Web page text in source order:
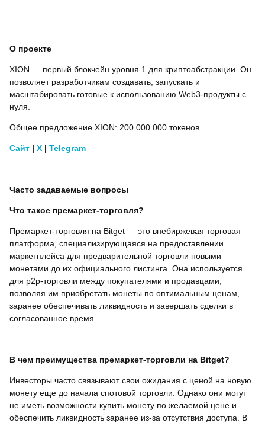
О проекте
XION — первый блокчейн уровня 1 для криптоабстракции. Он
позволяет разработчикам создавать, запускать и
масштабировать готовые к использованию Web3-продукты с
нуля.
Общее предложение XION: 200 000 000 токенов
Сайт | X | Telegram
Часто задаваемые вопросы
Что такое премаркет-торговля?
Премаркет-торговля на Bitget — это внебиржевая торговая
платформа, специализирующаяся на предоставлении
маркетплейса для предварительной торговли новыми
монетами до их официального листинга. Она используется
для p2p-торговли между покупателями и продавцами,
позволяя им приобретать монеты по оптимальным ценам,
заранее обеспечивать ликвидность и завершать сделки в
согласованное время.
В чем преимущества премаркет-торговли на Bitget?
Инвесторы часто связывают свои ожидания с ценой на новую
монету еще до начала спотовой торговли. Однако они могут
не иметь возможности купить монету по желаемой цене и
обеспечить ликвидность заранее из-за отсутствия доступа. В